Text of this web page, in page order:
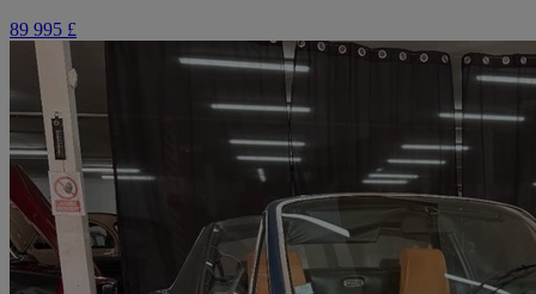
89 995 £